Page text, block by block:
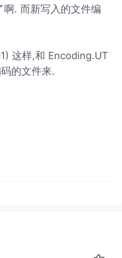
. 而新写入的文件编
这样,和 Encoding.UT
的文件来.